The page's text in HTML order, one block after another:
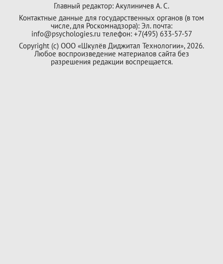
Главный редактор: Акулиничев А. С.
Контактные данные для государственных органов (в том
числе, для Роскомнадзора): Эл. почта:
info@psychologies.ru телефон: +7(495) 633-57-57
Copyright (с) ООО «Шкулёв Диджитал Технологии», 2026.
Любое воспроизведение материалов сайта без
разрешения редакции воспрещается.